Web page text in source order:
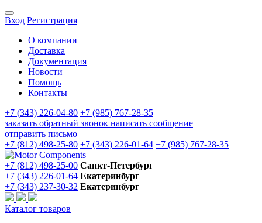
Вход Регистрация
О компании
Доставка
Документация
Новости
Помощь
Контакты
+7 (343) 226-04-80 +7 (985) 767-28-35
заказать обратный звонок написать сообщение
отправить письмо
+7 (812) 498-25-80 +7 (343) 226-01-64 +7 (985) 767-28-35
+7 (812) 498-25-00 Санкт-Петербург
+7 (343) 226-01-64 Екатеринбург
+7 (343) 237-30-32 Екатеринбург
Каталог товаров